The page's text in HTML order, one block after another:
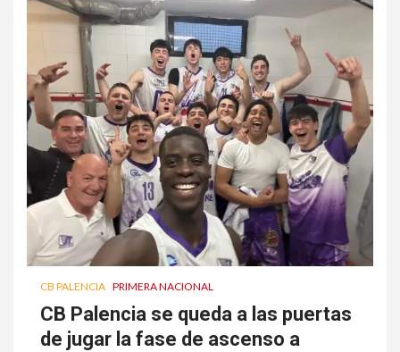
CB PALENCIA PRIMERA NACIONAL
CB Palencia se queda a las puertas
de jugar la fase de ascenso a